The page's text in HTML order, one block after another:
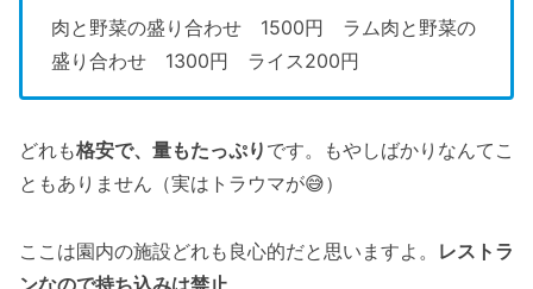
肉と野菜の盛り合わせ 1500円 ラム肉と野菜の
盛り合わせ 1300円 ライス200円
どれも格安で、量もたっぷり です。もやしばかりなんてこ
ともありません（実はトラウマが😅）
ここは園内の施設どれも良心的だと思いますよ。 レストラ